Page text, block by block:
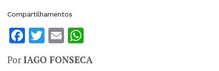
Compartilhamentos
Facebook
Twitter
Email
PorIAGO FONSECA